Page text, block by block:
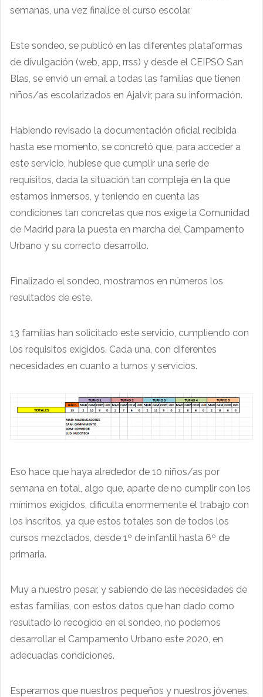
semanas, una vez finalice el curso escolar.
Este sondeo, se publicó en las diferentes plataformas
de divulgación (web, app, rrss) y desde el CEIPSO San
Blas, se envió un email a todas las familias que tienen
niños/as escolarizados en Ajalvir, para su información.
Habiendo revisado la documentación oficial recibida
hasta ese momento, se concretó que, para acceder a
este servicio, hubiese que cumplir una serie de
requisitos, dada la situación tan compleja en la que
estamos inmersos, y teniendo en cuenta las
condiciones tan concretas que nos exige la Comunidad
de Madrid para la puesta en marcha del Campamento
Urbano y su correcto desarrollo.
Finalizado el sondeo, mostramos en números los
resultados de este.
13 familias han solicitado este servicio, cumpliendo con
los requisitos exigidos. Cada una, con diferentes
necesidades en cuanto a turnos y servicios.
Eso hace que haya alrededor de 10 niños/as por
semana en total, algo que, aparte de no cumplir con los
mínimos exigidos, dificulta enormemente el trabajo con
los inscritos, ya que estos totales son de todos los
cursos mezclados, desde 1º de infantil hasta 6º de
primaria.
Muy a nuestro pesar, y sabiendo de las necesidades de
estas familias, con estos datos que han dado como
resultado lo recogido en el sondeo, no podemos
desarrollar el Campamento Urbano este 2020, en
adecuadas condiciones.
Esperamos que nuestros pequeños y nuestros jóvenes,